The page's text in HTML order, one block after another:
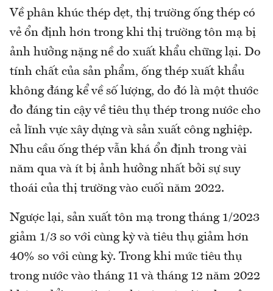
Về phân khúc thép dẹt, thị trường ống thép có
vẻ ổn định hơn trong khi thị trường tôn mạ bị
ảnh hưởng nặng nề do xuất khẩu chững lại. Do
tính chất của sản phẩm, ống thép xuất khẩu
không đáng kể về số lượng, do đó là một thước
đo đáng tin cậy về tiêu thụ thép trong nước cho
cả lĩnh vực xây dựng và sản xuất công nghiệp.
Nhu cầu ống thép vẫn khá ổn định trong vài
năm qua và ít bị ảnh hưởng nhất bởi sự suy
thoái của thị trường vào cuối năm 2022.
Ngược lại, sản xuất tôn mạ trong tháng 1/2023
giảm 1/3 so với cùng kỳ và tiêu thụ giảm hơn
40% so với cùng kỳ. Trong khi mức tiêu thụ
trong nước vào tháng 11 và tháng 12 năm 2022